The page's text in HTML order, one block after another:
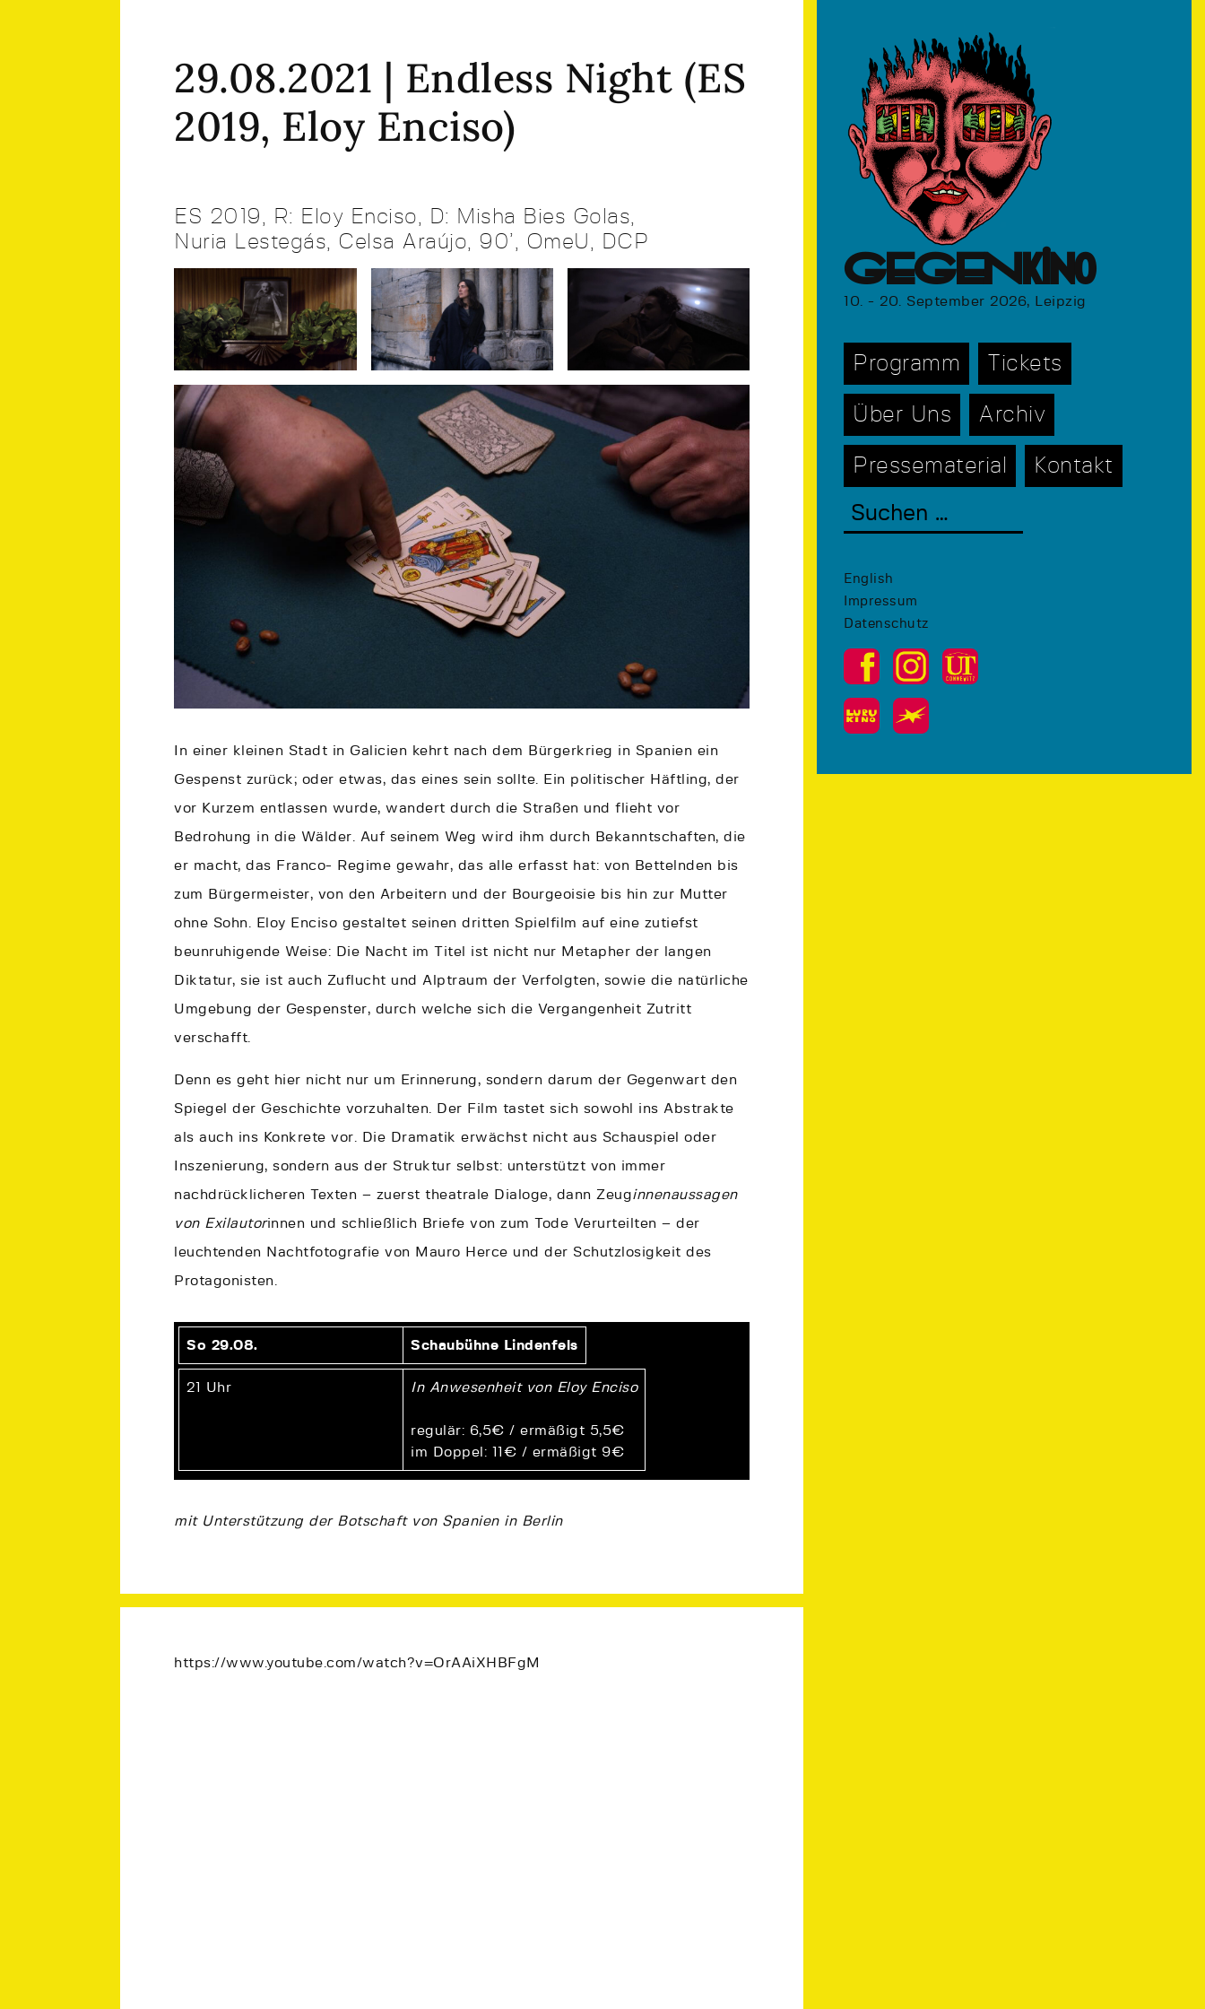
29.08.2021 | Endless Night (ES
2019, Eloy Enciso)
ES 2019, R: Eloy Enciso, D: Misha Bies Golas,
Nuria Lestegás, Celsa Araújo, 90’, OmeU, DCP
In einer kleinen Stadt in Galicien kehrt nach dem Bürgerkrieg in Spanien ein
Gespenst zurück; oder etwas, das eines sein sollte. Ein politischer Häftling, der
vor Kurzem entlassen wurde, wandert durch die Straßen und flieht vor
Bedrohung in die Wälder. Auf seinem Weg wird ihm durch Bekanntschaften, die
er macht, das Franco- Regime gewahr, das alle erfasst hat: von Bettelnden bis
zum Bürgermeister, von den Arbeitern und der Bourgeoisie bis hin zur Mutter
ohne Sohn. Eloy Enciso gestaltet seinen dritten Spielfilm auf eine zutiefst
beunruhigende Weise: Die Nacht im Titel ist nicht nur Metapher der langen
Diktatur, sie ist auch Zuflucht und Alptraum der Verfolgten, sowie die natürliche
Umgebung der Gespenster, durch welche sich die Vergangenheit Zutritt
verschafft.
Denn es geht hier nicht nur um Erinnerung, sondern darum der Gegenwart den
Spiegel der Geschichte vorzuhalten. Der Film tastet sich sowohl ins Abstrakte
als auch ins Konkrete vor. Die Dramatik erwächst nicht aus Schauspiel oder
Inszenierung, sondern aus der Struktur selbst: unterstützt von immer
nachdrücklicheren Texten – zuerst theatrale Dialoge, dann Zeuginnenaussagen
von Exilautorinnen und schließlich Briefe von zum Tode Verurteilten – der
leuchtenden Nachtfotografie von Mauro Herce und der Schutzlosigkeit des
Protagonisten.
So 29.08. Schaubühne Lindenfels
21 Uhr In Anwesenheit von Eloy Enciso
regulär: 6,5€ / ermäßigt 5,5€
im Doppel: 11€ / ermäßigt 9€
mit Unterstützung der Botschaft von Spanien in Berlin
https://www.youtube.com/watch?v=OrAAiXHBFgM
GEGENkino
10. - 20. September 2026, Leipzig
Programm Tickets
Über Uns Archiv
Pressematerial Kontakt
English
Impressum
Datenschutz